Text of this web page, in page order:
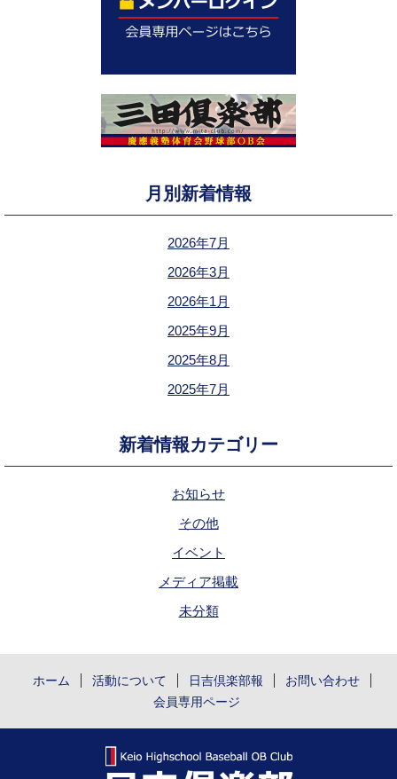
月別新着情報
2026年7月
2026年3月
2026年1月
2025年9月
2025年8月
2025年7月
新着情報カテゴリー
お知らせ
その他
イベント
メディア掲載
未分類
ホーム 活動について 日吉倶楽部報
お問い合わせ
会員専用ページ